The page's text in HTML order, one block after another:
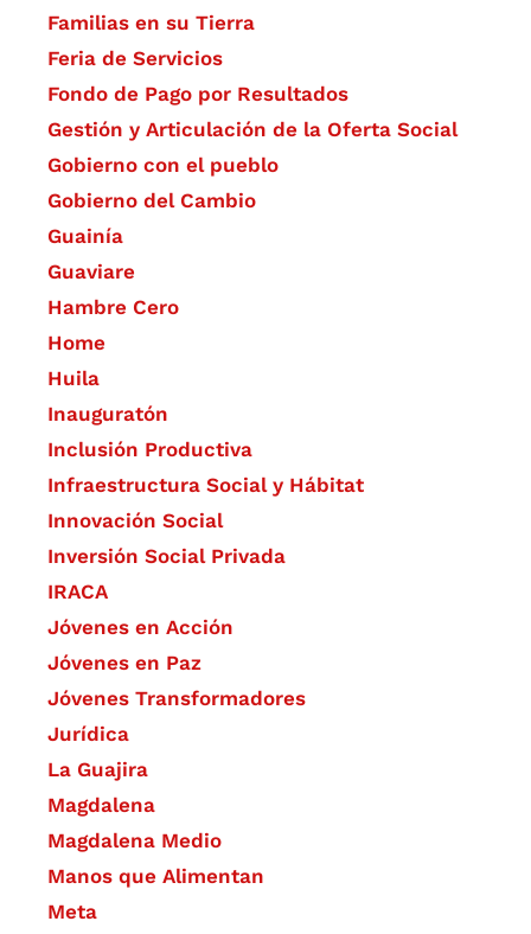
Familias en su Tierra
Feria de Servicios
Fondo de Pago por Resultados
Gestión y Articulación de la Oferta Social
Gobierno con el pueblo
Gobierno del Cambio
Guainía
Guaviare
Hambre Cero
Home
Huila
Inauguratón
Inclusión Productiva
Infraestructura Social y Hábitat
​Innovación Social
Inversión Social Privada
IRACA
Jóvenes en Acción
Jóvenes en Paz
Jóvenes Transformadores
Jurídica
La Guajira
Magdalena
Magdalena Medio
Manos que Alimentan
Meta